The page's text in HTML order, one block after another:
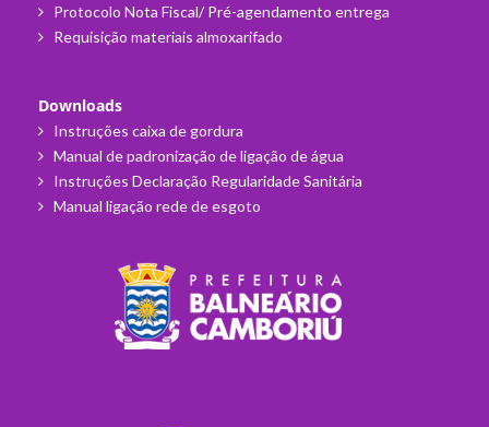
Protocolo Nota Fiscal/ Pré-agendamento entrega
Requisição materiais almoxarifado
Downloads
Instruções caixa de gordura
Manual de padronização de ligação de água
Instruções Declaração Regularidade Sanitária
Manual ligação rede de esgoto